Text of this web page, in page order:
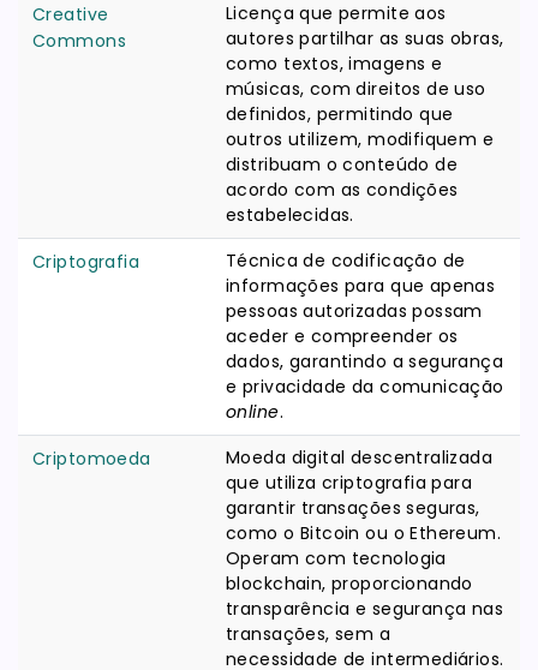
Creative
Commons
Licença que permite aos
autores partilhar as suas obras,
como textos, imagens e
músicas, com direitos de uso
definidos, permitindo que
outros utilizem, modifiquem e
distribuam o conteúdo de
acordo com as condições
estabelecidas.
Criptografia
Técnica de codificação de
informações para que apenas
pessoas autorizadas possam
aceder e compreender os
dados, garantindo a segurança
e privacidade da comunicação
online.
Criptomoeda
Moeda digital descentralizada
que utiliza criptografia para
garantir transações seguras,
como o Bitcoin ou o Ethereum.
Operam com tecnologia
blockchain, proporcionando
transparência e segurança nas
transações, sem a
necessidade de intermediários.